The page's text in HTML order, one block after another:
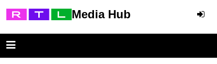
Media Hub